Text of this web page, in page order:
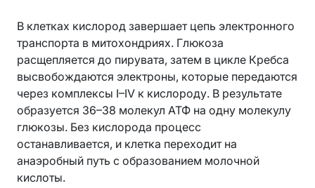
В клетках кислород завершает цепь электронного
транспорта в митохондриях. Глюкоза
расщепляется до пирувата, затем в цикле Кребса
высвобождаются электроны, которые передаются
через комплексы I–IV к кислороду. В результате
образуется 36–38 молекул АТФ на одну молекулу
глюкозы. Без кислорода процесс
останавливается, и клетка переходит на
анаэробный путь с образованием молочной
кислоты.